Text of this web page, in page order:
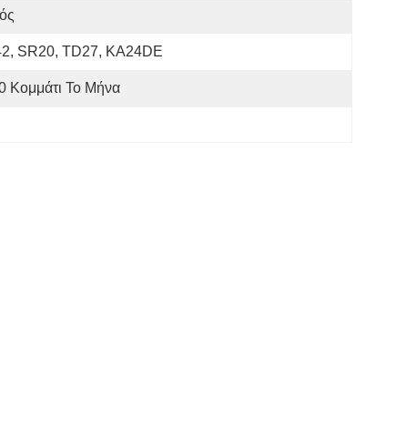
SR20, TD27, KA24DE
Κομμάτι Το Μήνα